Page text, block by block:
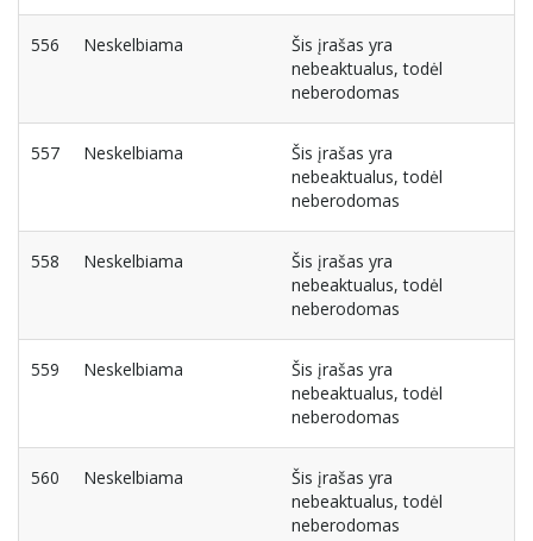
556 Neskelbiama
Šis įrašas yra
nebeaktualus, todėl
neberodomas
557 Neskelbiama
Šis įrašas yra
nebeaktualus, todėl
neberodomas
558 Neskelbiama
Šis įrašas yra
nebeaktualus, todėl
neberodomas
559 Neskelbiama
Šis įrašas yra
nebeaktualus, todėl
neberodomas
560 Neskelbiama
Šis įrašas yra
nebeaktualus, todėl
neberodomas